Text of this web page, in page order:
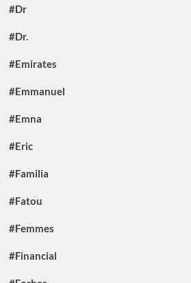
#Dr
#Dr.
#Emirates
#Emmanuel
#Emna
#Eric
#Familia
#Fatou
#Femmes
#Financial